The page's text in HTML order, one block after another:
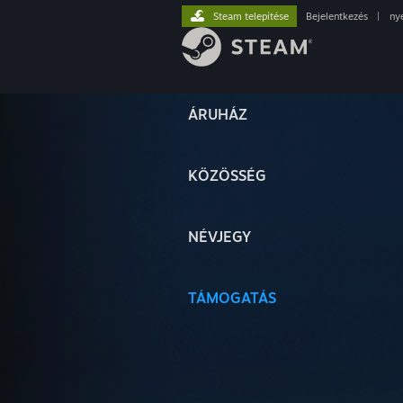
ÁRUHÁZ
KÖZÖSSÉG
NÉVJEGY
TÁMOGATÁS
Steam telepítése Bejelentkezés